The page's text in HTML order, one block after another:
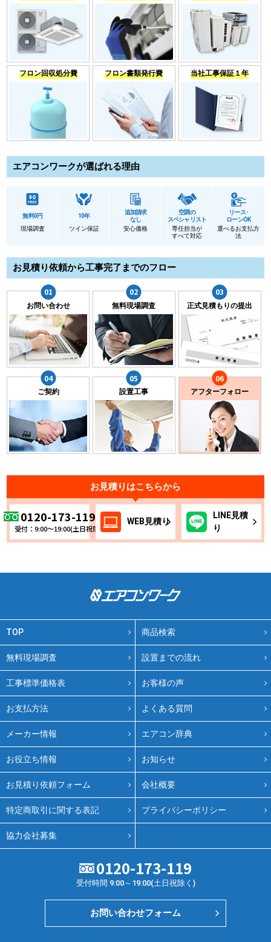
フロン回収処分費 フロン書類発行費 当社工事保証１年
エアコンワークが選ばれる理由
無料0円
現場調査
10年
ツイン保証
追加請求
なし
安心価格
空調の
スペシャリスト
専任担当が
すべて対応
リース･
ローンOK
選べるお支払方
法
お見積り依頼から工事完了までのフロー
お問い合わせ 無料現場調査 正式見積もりの提出
ご契約 設置工事 アフターフォロー
お見積りはこちらから
0120-173-119
受付：9:00～19:00(土日祝除く)
WEB見積り
LINE見積
り
TOP 商品検索
無料現場調査 設置までの流れ
工事標準価格表 お客様の声
お支払方法 よくある質問
メーカー情報 エアコン辞典
お役立ち情報 お知らせ
お見積り依頼フォーム 会社概要
特定商取引に関する表記 プライバシーポリシー
協力会社募集
0120-173-119
受付時間 9:00～19:00(土日祝除く)
お問い合わせフォーム